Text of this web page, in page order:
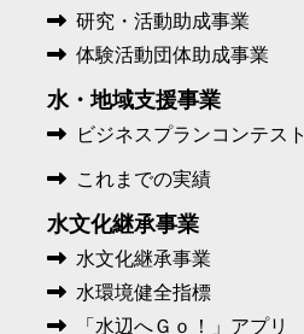
研究・活動助成事業
体験活動団体助成事業
水・地域支援事業
ビジネスプランコンテスト
これまでの実績
水文化継承事業
水文化継承事業
水環境健全指標
「水辺へＧｏ！」アプリ